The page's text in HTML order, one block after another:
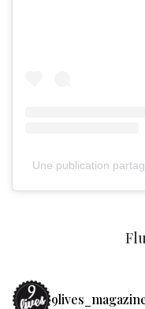
Une publication